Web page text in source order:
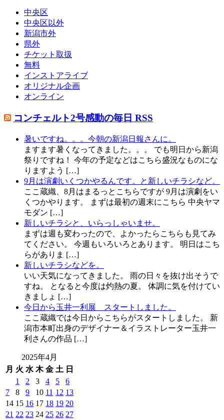
中央区
中央区以外
新潟市外
県外
チケット取扱
無料
インストアライブ
オリジナル企画
オンライン
コンチェルト2号感動の毎日 RSS
暑いですね。。。今朝の新潟日報さんに。
ますます暑くなってきました。。。 でも明日から新潟
祭りですね！ 今年の予定などはこちら盛況なものにな
りますよう […]
9月は演劇いくつかやるんです。と新しいチラシなど。
ここ蔵織、8月はまるっとこちらですが 9月は演劇をい
くつかやります。 まずは最初の週末にこちら 中央ヤマ
モダン […]
新しいチラシと、いらっしゃいませ。
まずは週も変わったので、よかったらこちらも見てみ
てください。 今週もいろいろとあります。 明日はこち
らがありま […]
新しいチラシなどを。
いい天気になってきました。 雨の日々を抜け出そうで
すね。 となると今度は灼熱の夏。 体調に気を付けてい
きましょ […]
今日から玉井一利展 スタートしました。
ここ蔵織では今日からこちらがスタートしました。 新
潟市本町出身のデザイナー＆イラストレーター玉井一
利さんの作品 […]
2025年4月
月 火 水 木 金 土 日
1 2 3 4 5
6
7
8 9 10 11 12 13
14 15 16 17 18 19 20
21 22 23 24 25 26 27